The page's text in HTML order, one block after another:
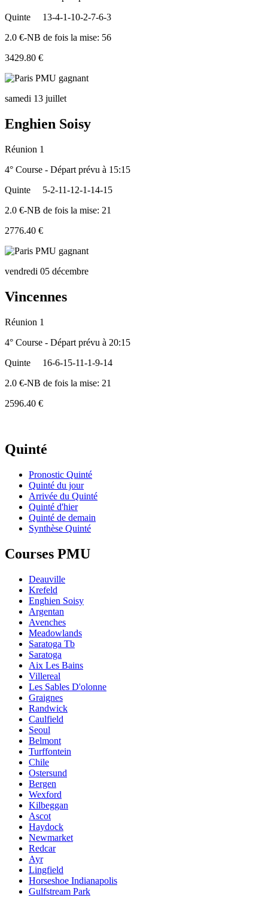
Quinte
13-4-1-10-2-7-6-3
2.0 €-NB de fois la mise: 56
3429.80 €
samedi 13 juillet
Enghien Soisy
Réunion 1
4° Course - Départ prévu à 15:15
Quinte
5-2-11-12-1-14-15
2.0 €-NB de fois la mise: 21
2776.40 €
vendredi 05 décembre
Vincennes
Réunion 1
4° Course - Départ prévu à 20:15
Quinte
16-6-15-11-1-9-14
2.0 €-NB de fois la mise: 21
2596.40 €
Quinté
Pronostic Quinté
Quinté du jour
Arrivée du Quinté
Quinté d'hier
Quinté de demain
Synthèse Quinté
Courses PMU
Deauville
Krefeld
Enghien Soisy
Argentan
Avenches
Meadowlands
Saratoga Tb
Saratoga
Aix Les Bains
Villereal
Les Sables D'olonne
Graignes
Randwick
Caulfield
Seoul
Belmont
Turffontein
Chile
Ostersund
Bergen
Wexford
Kilbeggan
Ascot
Haydock
Newmarket
Redcar
Ayr
Lingfield
Horseshoe Indianapolis
Gulfstream Park